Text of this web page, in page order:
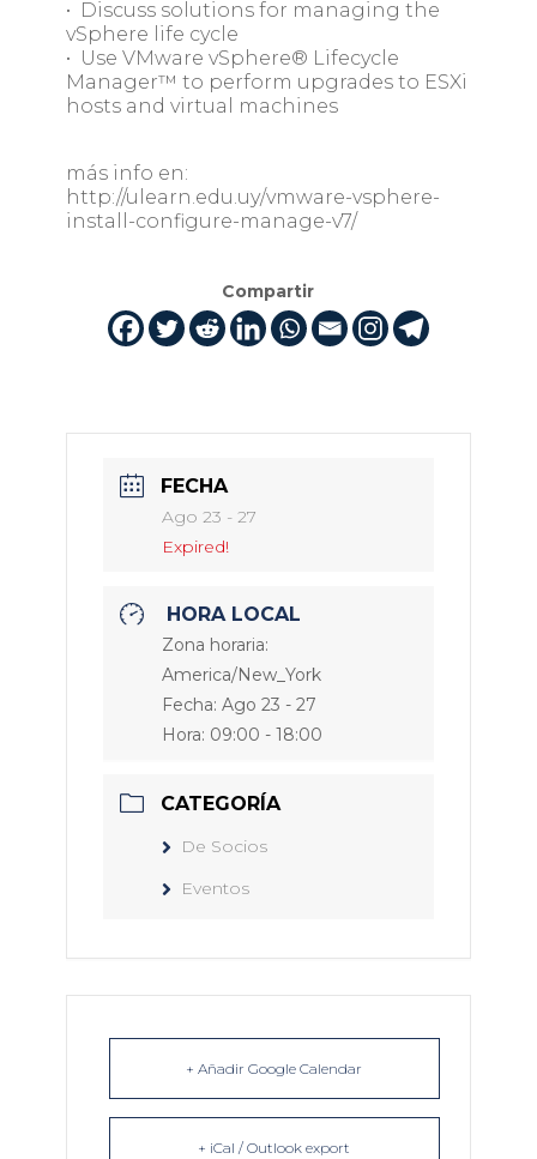
• Discuss solutions for managing the
vSphere life cycle
• Use VMware vSphere® Lifecycle
Manager™ to perform upgrades to ESXi
hosts and virtual machines
más info en:
http://ulearn.edu.uy/vmware-vsphere-
install-configure-manage-v7/
Compartir
FECHA
Ago 23 - 27
Expired!
HORA LOCAL
Zona horaria:
America/New_York
Fecha: Ago 23 - 27
Hora: 09:00 - 18:00
CATEGORÍA
De Socios
Eventos
+ Añadir Google Calendar
+ iCal / Outlook export